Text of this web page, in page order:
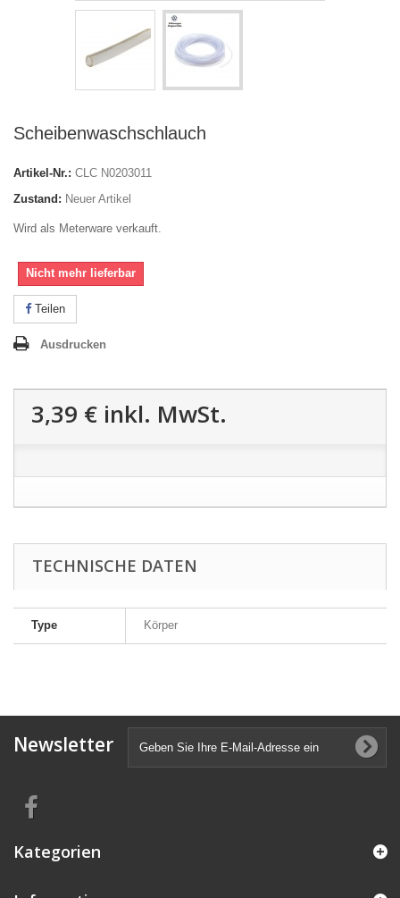
Scheibenwaschschlauch
Artikel-Nr.: CLC N0203011
Zustand: Neuer Artikel
Wird als Meterware verkauft.
Nicht mehr lieferbar
Teilen
Ausdrucken
3,39 € inkl. MwSt.
TECHNISCHE DATEN
Type Körper
Newsletter
Kategorien